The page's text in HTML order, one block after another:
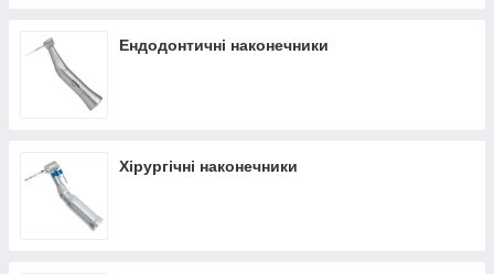
Ендодонтичні наконечники
Хірургічні наконечники